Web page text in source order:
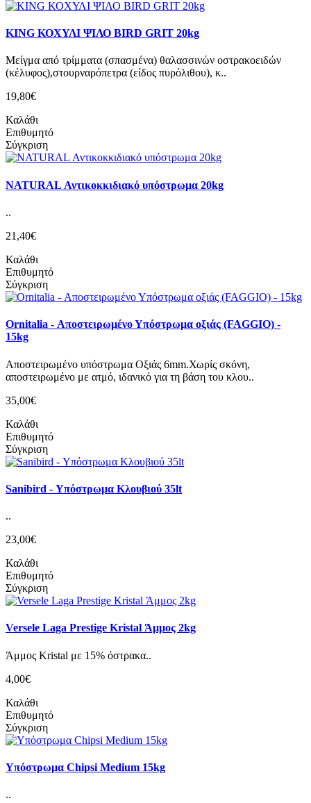
KING ΚΟΧΥΛΙ ΨΙΛΟ BIRD GRIT 20kg
Μείγμα από τρίμματα (σπασμένα) θαλασσινών οστρακοειδών
(κέλυφος),στουρναρόπετρα (είδος πυρόλιθου), κ..
19,80€
Καλάθι
Επιθυμητό
Σύγκριση
NATURAL Αντικοκκιδιακό υπόστρωμα 20kg
..
21,40€
Καλάθι
Επιθυμητό
Σύγκριση
Ornitalia - Αποστειρωμένο Υπόστρωμα οξιάς (FAGGIO) -
15kg
Αποστειρωμένο υπόστρωμα Οξιάς 6mm.Χωρίς σκόνη,
αποστειρωμένο με ατμό, ιδανικό για τη βάση του κλου..
35,00€
Καλάθι
Επιθυμητό
Σύγκριση
Sanibird - Υπόστρωμα Κλουβιού 35lt
..
23,00€
Καλάθι
Επιθυμητό
Σύγκριση
Versele Laga Prestige Kristal Άμμος 2kg
Άμμος Kristal με 15% όστρακα..
4,00€
Καλάθι
Επιθυμητό
Σύγκριση
Υπόστρωμα Chipsi Medium 15kg
..